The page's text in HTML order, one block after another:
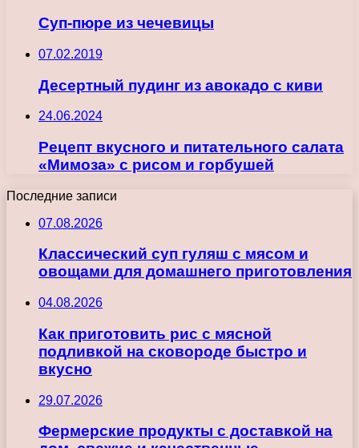
Суп-пюре из чечевицы
07.02.2019
Десертный пудинг из авокадо с киви
24.06.2024
Рецепт вкусного и питательного салата
«Мимоза» с рисом и горбушей
Последние записи
07.08.2026
Классический суп гуляш с мясом и
овощами для домашнего приготовления
04.08.2026
Как приготовить рис с мясной
подливкой на сковороде быстро и
вкусно
29.07.2026
Фермерские продукты с доставкой на